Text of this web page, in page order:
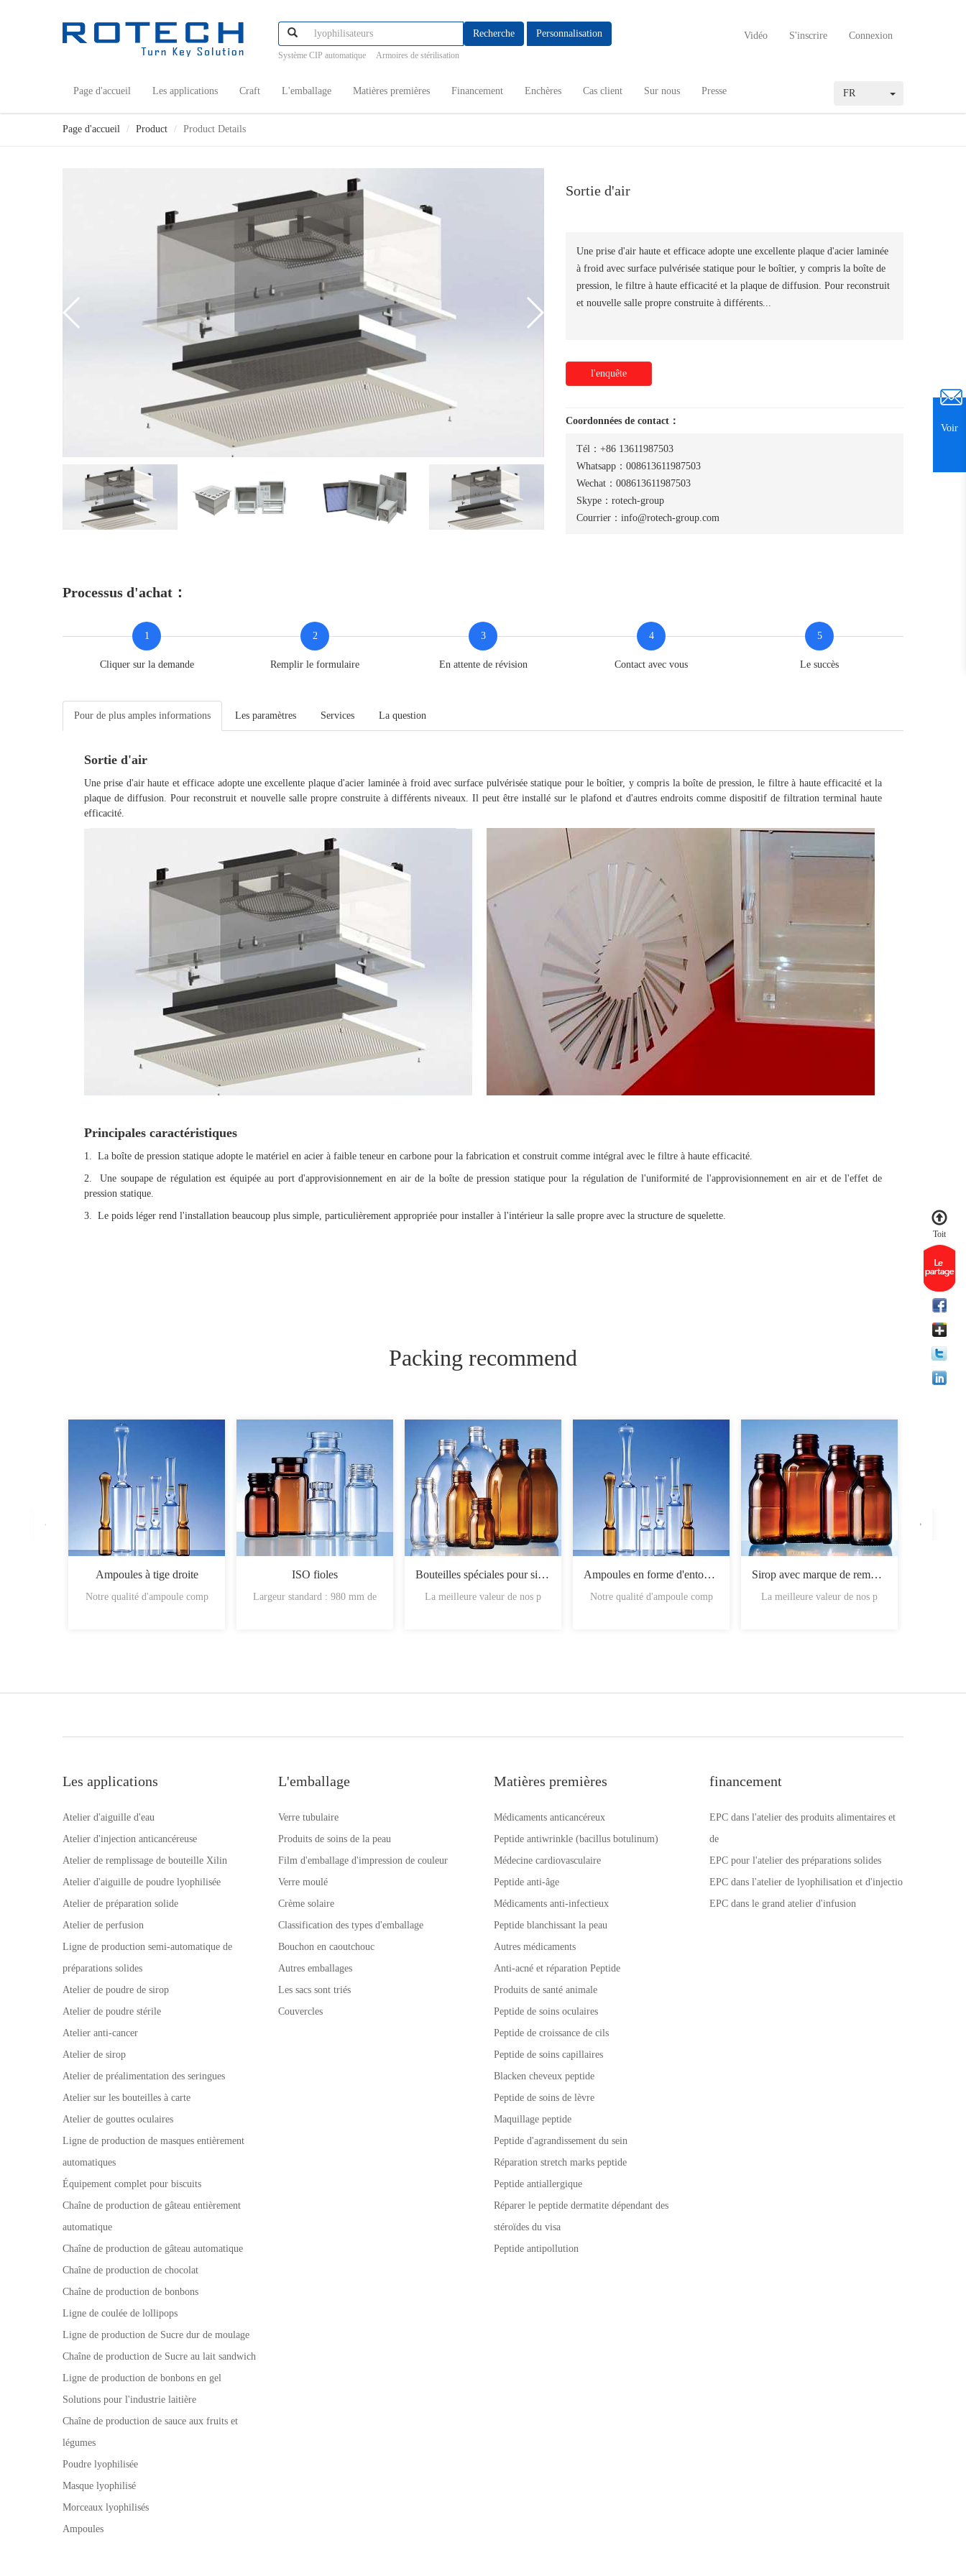
Recherche Personnalisation
Système CIP automatique Armoires de stérilisation
Vidéo S'inscrire Connexion
Page d'accueil Les applications Craft L'emballage Matières premières Financement Enchères Cas client Sur nous Presse FR
Page d'accueil Product Product Details
Sortie d'air
Une prise d'air haute et efficace adopte une excellente plaque d'acier laminée
à froid avec surface pulvérisée statique pour le boîtier, y compris la boîte de
pression, le filtre à haute efficacité et la plaque de diffusion. Pour reconstruit
et nouvelle salle propre construite à différents...
l'enquête
Coordonnées de contact：
Tél：+86 13611987503
Whatsapp：008613611987503
Wechat：008613611987503
Skype：rotech-group
Courrier：info@rotech-group.com
Processus d'achat：
1
Cliquer sur la demande
2
Remplir le formulaire
3
En attente de révision
4
Contact avec vous
5
Le succès
Pour de plus amples informations Les paramètres Services La question
Sortie d'air
Une prise d'air haute et efficace adopte une excellente plaque d'acier laminée à froid avec surface pulvérisée statique pour le boîtier, y compris la boîte de pression, le filtre à haute efficacité et la
plaque de diffusion. Pour reconstruit et nouvelle salle propre construite à différents niveaux. Il peut être installé sur le plafond et d'autres endroits comme dispositif de filtration terminal haute
efficacité.
Principales caractéristiques
1. La boîte de pression statique adopte le matériel en acier à faible teneur en carbone pour la fabrication et construit comme intégral avec le filtre à haute efficacité.
2. Une soupape de régulation est équipée au port d'approvisionnement en air de la boîte de pression statique pour la régulation de l'uniformité de l'approvisionnement en air et de l'effet de
pression statique.
3. Le poids léger rend l'installation beaucoup plus simple, particulièrement appropriée pour installer à l'intérieur la salle propre avec la structure de squelette.
Packing recommend
Ampoules à tige droite
Notre qualité d'ampoule comp
ISO fioles
Largeur standard : 980 mm de
Bouteilles spéciales pour sirop
La meilleure valeur de nos p
Ampoules en forme d'entonnoir
Notre qualité d'ampoule comp
Sirop avec marque de remplissage
La meilleure valeur de nos p
Toit
Les applications
Atelier d'aiguille d'eau
Atelier d'injection anticancéreuse
Atelier de remplissage de bouteille Xilin
Atelier d'aiguille de poudre lyophilisée
Atelier de préparation solide
Atelier de perfusion
Ligne de production semi-automatique de
préparations solides
Atelier de poudre de sirop
Atelier de poudre stérile
Atelier anti-cancer
Atelier de sirop
Atelier de préalimentation des seringues
Atelier sur les bouteilles à carte
Atelier de gouttes oculaires
Ligne de production de masques entièrement
automatiques
Équipement complet pour biscuits
Chaîne de production de gâteau entièrement
automatique
Chaîne de production de gâteau automatique
Chaîne de production de chocolat
Chaîne de production de bonbons
Ligne de coulée de lollipops
Ligne de production de Sucre dur de moulage
Chaîne de production de Sucre au lait sandwich
Ligne de production de bonbons en gel
Solutions pour l'industrie laitière
Chaîne de production de sauce aux fruits et
légumes
Poudre lyophilisée
Masque lyophilisé
Morceaux lyophilisés
Ampoules
L'emballage
Verre tubulaire
Produits de soins de la peau
Film d'emballage d'impression de couleur
Verre moulé
Crème solaire
Classification des types d'emballage
Bouchon en caoutchouc
Autres emballages
Les sacs sont triés
Couvercles
Matières premières
Médicaments anticancéreux
Peptide antiwrinkle (bacillus botulinum)
Médecine cardiovasculaire
Peptide anti-âge
Médicaments anti-infectieux
Peptide blanchissant la peau
Autres médicaments
Anti-acné et réparation Peptide
Produits de santé animale
Peptide de soins oculaires
Peptide de croissance de cils
Peptide de soins capillaires
Blacken cheveux peptide
Peptide de soins de lèvre
Maquillage peptide
Peptide d'agrandissement du sein
Réparation stretch marks peptide
Peptide antiallergique
Réparer le peptide dermatite dépendant des
stéroïdes du visa
Peptide antipollution
financement
EPC dans l'atelier des produits alimentaires et
de
EPC pour l'atelier des préparations solides
EPC dans l'atelier de lyophilisation et d'injectio
EPC dans le grand atelier d'infusion
Voir